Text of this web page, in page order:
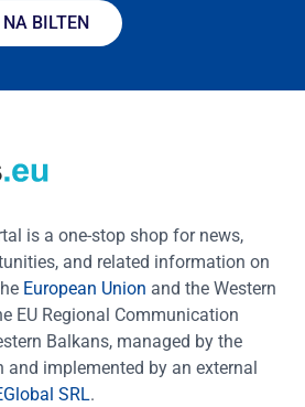
BILTEN
is a one-stop shop for news,
and related information on
European Union and the Western
EU Regional Communication
Balkans, managed by the
and implemented by an external
SRL.